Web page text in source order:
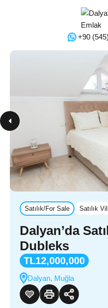
+90
Satılık/For Sale Satılık
Dalyan’da
Dubleks
TL12,000,000
Dalyan, Muğla